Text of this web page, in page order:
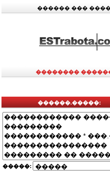
������ ���
��������
������.�����:
�����: